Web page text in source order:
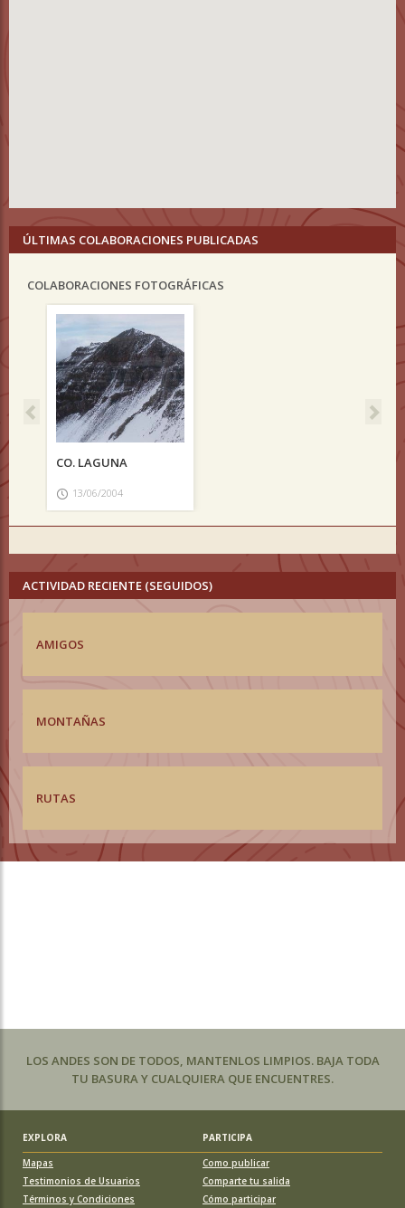
ÚLTIMAS COLABORACIONES PUBLICADAS
COLABORACIONES FOTOGRÁFICAS
CO. LAGUNA
13/06/2004
Previous
ACTIVIDAD RECIENTE (SEGUIDOS)
AMIGOS
MONTAÑAS
RUTAS
LOS ANDES SON DE TODOS, MANTENLOS LIMPIOS. BAJA TODA
TU BASURA Y CUALQUIERA QUE ENCUENTRES.
EXPLORA
PARTICIPA
Mapas
Testimonios de Usuarios
Términos y Condiciones
Como publicar
Comparte tu salida
Cómo participar